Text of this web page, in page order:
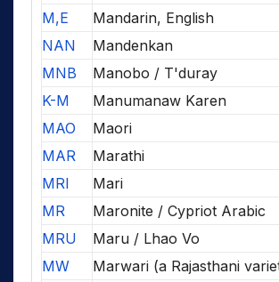
M,E
Mandarin, English
NAN
Mandenkan
MNB
Manobo / T'duray
K-M
Manumanaw Karen
MAO
Maori
MAR
Marathi
MRI
Mari
MR
Maronite / Cypriot Arabic
MRU
Maru / Lhao Vo
MW
Marwari (a Rajasthani